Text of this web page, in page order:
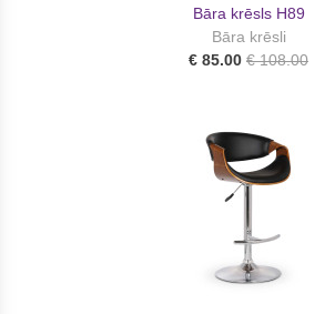
Bāra krēsls H89
Bāra krēsli
€ 85.00 € 108.00